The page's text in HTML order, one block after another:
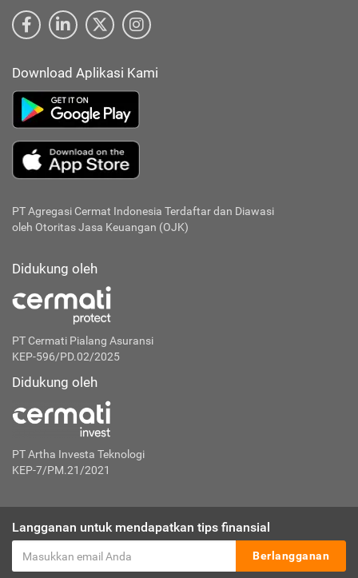
Download Aplikasi Kami
PT Agregasi Cermat Indonesia Terdaftar dan Diawasi
oleh Otoritas Jasa Keuangan (OJK)
Didukung oleh
PT Cermati Pialang Asuransi
KEP-596/PD.02/2025
Didukung oleh
PT Artha Investa Teknologi
KEP-7/PM.21/2021
Langganan untuk mendapatkan tips finansial
Berlangganan